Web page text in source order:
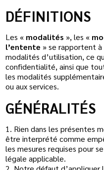
DÉFINITIONS
Les « modalités », les «
l’entente » se rapportent
modalités d’utilisation, ce
confidentialité, ainsi que
les modalités
ou aux services.
GÉNÉRALITÉS
1. Rien dans les présentes
être interprété comme
les mesures requises pour
légale applicable.